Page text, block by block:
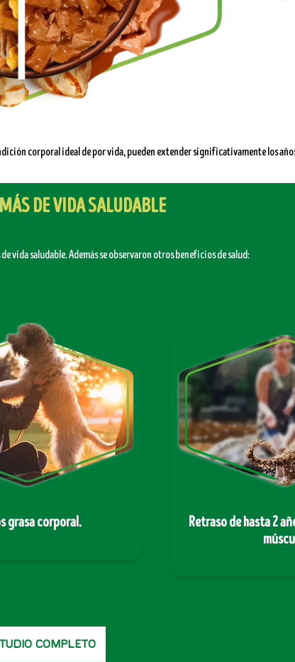
corporal ideal de por vida, pueden extender significativamente los
DE VIDA SALUDABLE
vida saludable. Además se observaron otros beneficios de salud:
grasa corporal.
Retraso de hasta 2
COMPLETO